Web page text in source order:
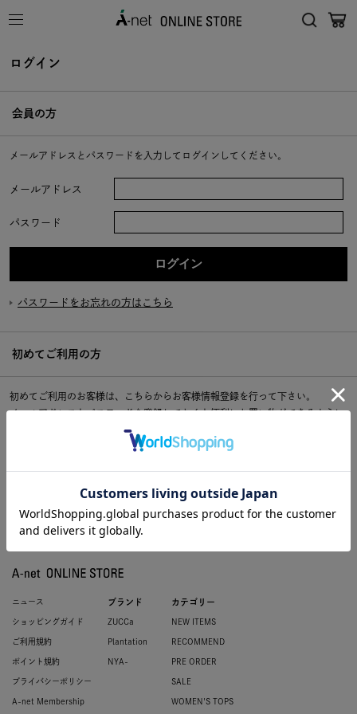
ログイン
会員の方
メールアドレスとパスワードを入力してログインしてください。
メールアドレス
パスワード
パスワードをお忘れの方はこちら
初めてご利用の方
初めてご利用のお客様は、こちらからお客様情報登録を行って下さい。
メールアドレスとパスワードを登録しておくと便利にお買い物ができるように
ニュース
ショッピングガイド
ご利用規約
ポイント規約
プライバシーポリシー
A-net Membership
ブランド
ZUCCa
Plantation
NYA-
カテゴリー
NEW ITEMS
RECOMMEND
PRE ORDER
SALE
WOMEN'S TOPS